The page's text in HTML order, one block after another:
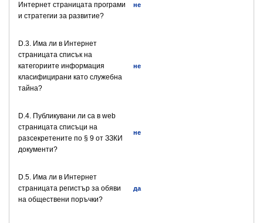
Интернет страницата програми
и стратегии за развитие?
не
D.3. Има ли в Интернет
страницата списък на
категориите информация
класифицирани като служебна
тайна?
не
D.4. Публикувани ли са в web
страницата списъци на
разсекретените по § 9 от ЗЗКИ
документи?
не
D.5. Има ли в Интернет
страницата регистър за обяви
на обществени поръчки?
да